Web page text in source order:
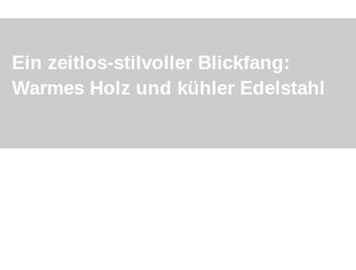
Ein zeitlos-stilvoller Blickfang:
Warmes Holz und kühler Edelstahl